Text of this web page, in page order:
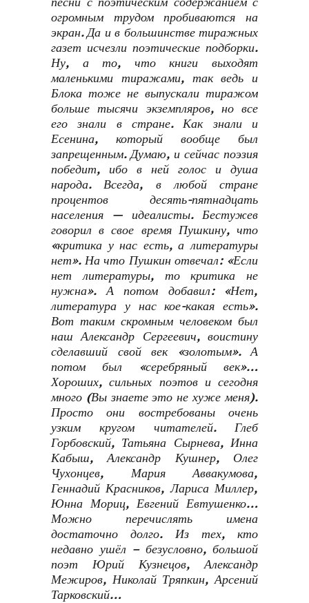
огромным трудом пробиваются на
экран. Да и в большинстве тиражных
газет исчезли поэтические подборки.
Ну, а то, что книги выходят
маленькими тиражами, так ведь и
Блока тоже не выпускали тиражом
больше тысячи экземпляров, но все
его знали в стране. Как знали и
Есенина, который вообще был
запрещенным. Думаю, и сейчас поэзия
победит, ибо в ней голос и душа
народа. Всегда, в любой стране
процентов десять-пятнадцать
населения — идеалисты. Бестужев
говорил в свое время Пушкину, что
«критика у нас есть, а литературы
нет». На что Пушкин отвечал: «Если
нет литературы, то критика не
нужна». А потом добавил: «Нет,
литература у нас кое-какая есть».
Вот таким скромным человеком был
наш Александр Сергеевич, воистину
сделавший свой век «золотым». А
потом был «серебряный век»…
Хороших, сильных поэтов и сегодня
много (Вы знаете это не хуже меня).
Просто они востребованы очень
узким кругом читателей. Глеб
Горбовский, Татьяна Сырнева, Инна
Кабыш, Александр Кушнер, Олег
Чухонцев, Мария Аввакумова,
Геннадий Красников, Лариса Миллер,
Юнна Мориц, Евгений Евтушенко…
Можно перечислять имена
достаточно долго. Из тех, кто
недавно ушёл – безусловно, большой
поэт Юрий Кузнецов, Александр
Межиров, Николай Тряпкин, Арсений
Тарковский…